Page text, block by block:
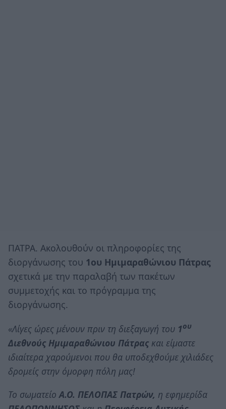
ΠΑΤΡΑ. Ακολουθούν οι πληροφορίες της
διοργάνωσης του 1ου Ημιμαραθώνιου Πάτρας
σχετικά με την παραλαβή των πακέτων
συμμετοχής και το πρόγραμμα της
διοργάνωσης.
«Λίγες ώρες μένουν πριν τη διεξαγωγή του 1ου
Διεθνούς Ημιμαραθώνιου Πάτρας και είμαστε
ιδιαίτερα χαρούμενοι που θα υποδεχθούμε χιλιάδες
δρομείς στην όμορφη πόλη μας!
Το σωματείοΑ.Ο. ΠΕΛΟΠΑΣ Πατρών, η εφημερίδα